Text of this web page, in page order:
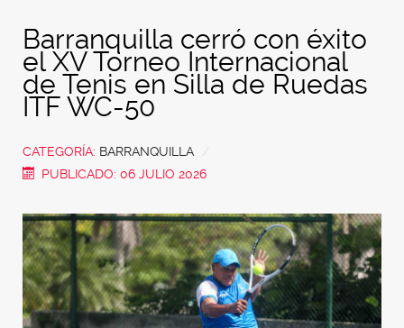
Barranquilla cerró con éxito
el XV Torneo Internacional
de Tenis en Silla de Ruedas
ITF WC-50
CATEGORÍA: BARRANQUILLA
PUBLICADO: 06 JULIO 2026